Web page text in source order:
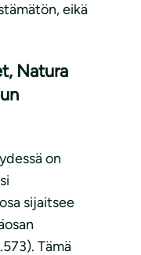
eikä
Natura
on
sijaitsee
Tämä